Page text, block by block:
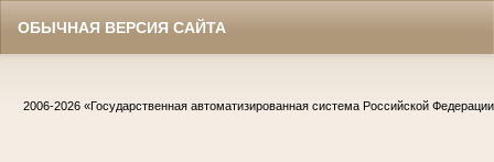
ОБЫЧНАЯ ВЕРСИЯ САЙТА
2006-2026 «Государственная автоматизированная система Российской